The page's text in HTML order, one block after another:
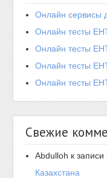
Онлайн сервисы
Онлайн тесты
Онлайн тесты
Онлайн тесты
Онлайн тесты
Свежие
Abdulloh к записи
Казахстана